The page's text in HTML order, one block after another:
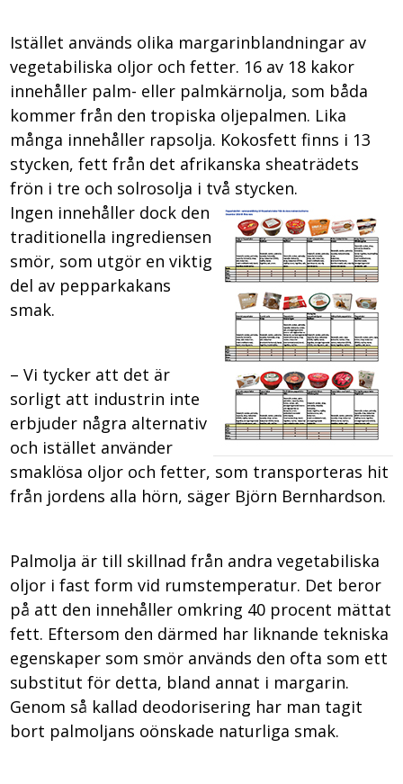
Istället används olika margarinblandningar av
vegetabiliska oljor och fetter. 16 av 18 kakor
innehåller palm- eller palmkärnolja, som båda
kommer från den tropiska oljepalmen. Lika
många innehåller rapsolja. Kokosfett finns i 13
stycken, fett från det afrikanska sheaträdets
frön i tre och solrosolja i två stycken.
Ingen innehåller dock den
traditionella ingrediensen
smör, som utgör en viktig
del av pepparkakans
smak.
– Vi tycker att det är
sorligt att industrin inte
erbjuder några alternativ
och istället använder
smaklösa oljor och fetter, som transporteras hit
från jordens alla hörn, säger Björn Bernhardson.
Palmolja är till skillnad från andra vegetabiliska
oljor i fast form vid rumstemperatur. Det beror
på att den innehåller omkring 40 procent mättat
fett. Eftersom den därmed har liknande tekniska
egenskaper som smör används den ofta som ett
substitut för detta, bland annat i margarin.
Genom så kallad deodorisering har man tagit
bort palmoljans oönskade naturliga smak.